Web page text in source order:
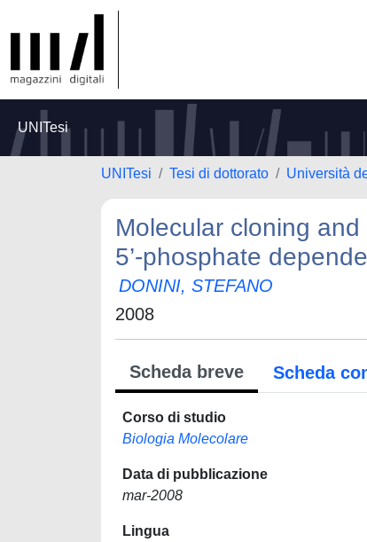
UNITesi
UNITesi Tesi di dottorato Università
Molecular cloning
5’-phosphate
DONINI, STEFANO
2008
Scheda breve Scheda
Corso di studio
Biologia Molecolare
Data di pubblicazione
mar-2008
Lingua